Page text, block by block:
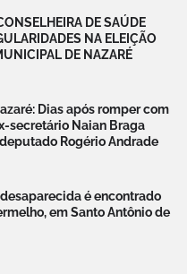
DE SAÚDE
NA ELEIÇÃO
DE NAZARÉ
Dias após romper com
secretário Naian Braga
Rogério Andrade
é encontrado
em Santo Antônio de